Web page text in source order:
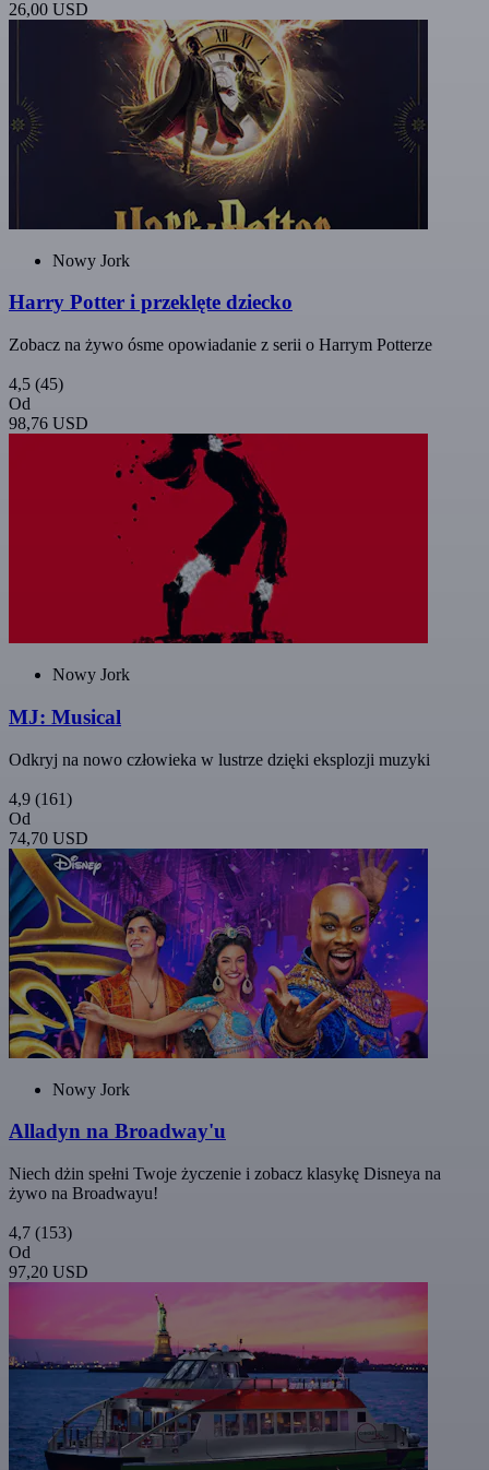
26,00 USD
Nowy Jork
Harry Potter i przeklęte dziecko
Zobacz na żywo ósme opowiadanie z serii o Harrym Potterze
4,5 (45)
Od
98,76 USD
Nowy Jork
MJ: Musical
Odkryj na nowo człowieka w lustrze dzięki eksplozji muzyki
4,9 (161)
Od
74,70 USD
Nowy Jork
Alladyn na Broadway'u
Niech dżin spełni Twoje życzenie i zobacz klasykę Disneya na
żywo na Broadwayu!
4,7 (153)
Od
97,20 USD